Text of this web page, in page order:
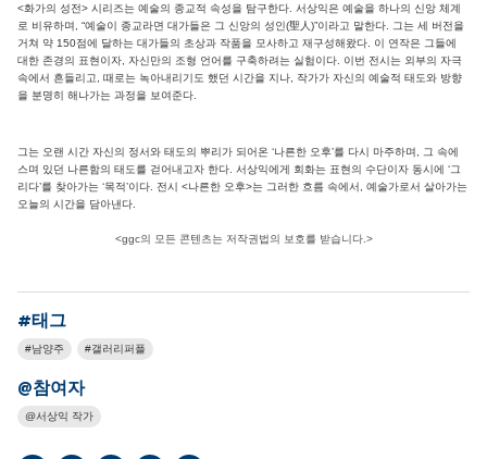
<화가의 성전> 시리즈는 예술의 종교적 속성을 탐구한다. 서상익은 예술을 하나의 신앙 체계
로 비유하며, “예술이 종교라면 대가들은 그 신앙의 성인(聖人)”이라고 말한다. 그는 세 버전을
거쳐 약 150점에 달하는 대가들의 초상과 작품을 모사하고 재구성해왔다. 이 연작은 그들에
대한 존경의 표현이자, 자신만의 조형 언어를 구축하려는 실험이다. 이번 전시는 외부의 자극
속에서 흔들리고, 때로는 녹아내리기도 했던 시간을 지나, 작가가 자신의 예술적 태도와 방향
을 분명히 해나가는 과정을 보여준다.
그는 오랜 시간 자신의 정서와 태도의 뿌리가 되어온 ‘나른한 오후’를 다시 마주하며, 그 속에
스며 있던 나른함의 태도를 걷어내고자 한다. 서상익에게 회화는 표현의 수단이자 동시에 ‘그
리다’를 찾아가는 ‘목적’이다. 전시 <나른한 오후>는 그러한 흐름 속에서, 예술가로서 살아가는
오늘의 시간을 담아낸다.
<ggc의 모든 콘텐츠는 저작권법의 보호를 받습니다.>
#태그
남양주 갤러리퍼플
@참여자
서상익 작가